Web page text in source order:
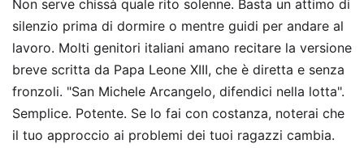
Non serve chissà quale rito solenne. Basta un attimo di
silenzio prima di dormire o mentre guidi per andare al
lavoro. Molti genitori italiani amano recitare la versione
breve scritta da Papa Leone XIII, che è diretta e senza
fronzoli. "San Michele Arcangelo, difendici nella lotta".
Semplice. Potente. Se lo fai con costanza, noterai che
il tuo approccio ai problemi dei tuoi ragazzi cambia.